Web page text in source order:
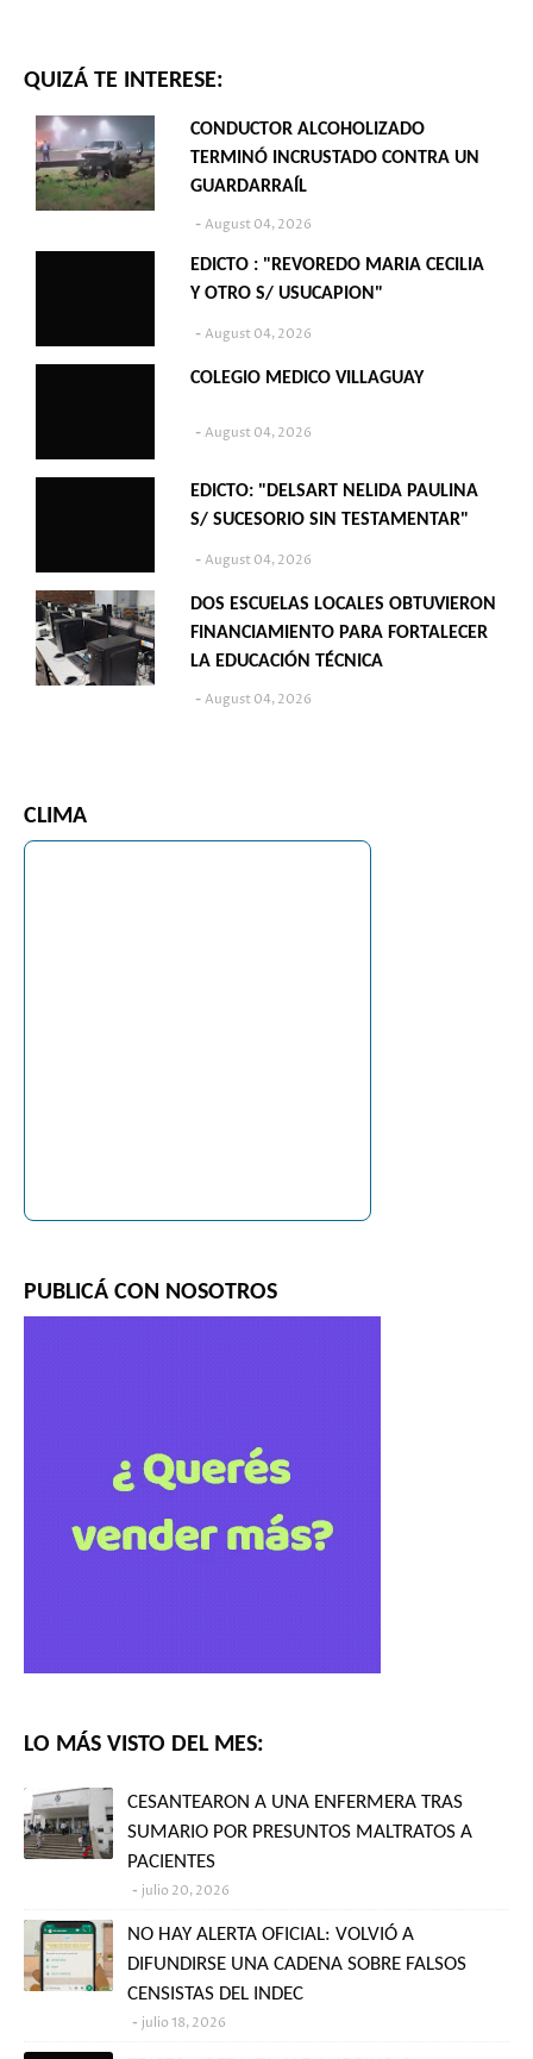
QUIZÁ TE INTERESE:
CONDUCTOR ALCOHOLIZADO
TERMINÓ INCRUSTADO CONTRA UN
GUARDARRAÍL
August 04, 2026
EDICTO : "REVOREDO MARIA CECILIA
Y OTRO S/ USUCAPION"
August 04, 2026
COLEGIO MEDICO VILLAGUAY
August 04, 2026
EDICTO: "DELSART NELIDA PAULINA
S/ SUCESORIO SIN TESTAMENTAR"
August 04, 2026
DOS ESCUELAS LOCALES OBTUVIERON
FINANCIAMIENTO PARA FORTALECER
LA EDUCACIÓN TÉCNICA
August 04, 2026
CLIMA
PUBLICÁ CON NOSOTROS
LO MÁS VISTO DEL MES:
CESANTEARON A UNA ENFERMERA TRAS
SUMARIO POR PRESUNTOS MALTRATOS A
PACIENTES
julio 20, 2026
NO HAY ALERTA OFICIAL: VOLVIÓ A
DIFUNDIRSE UNA CADENA SOBRE FALSOS
CENSISTAS DEL INDEC
julio 18, 2026